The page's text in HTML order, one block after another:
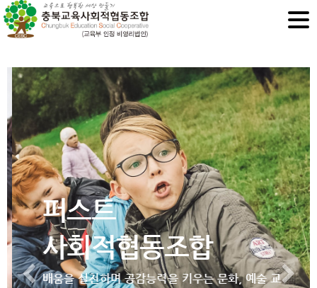
퍼스트
사회적협동조합
배움을 실천하며 공감능력을 키우는 문화,예술 교
Previous